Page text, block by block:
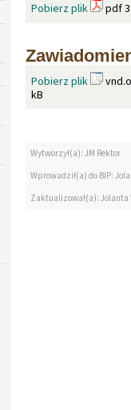
Pobierz plik pdf
Pobierz plik
kB
Wytworzył(a): JM Rektor
Wprowadził(a) do BIP:
Zaktualizował(a): Jolanta